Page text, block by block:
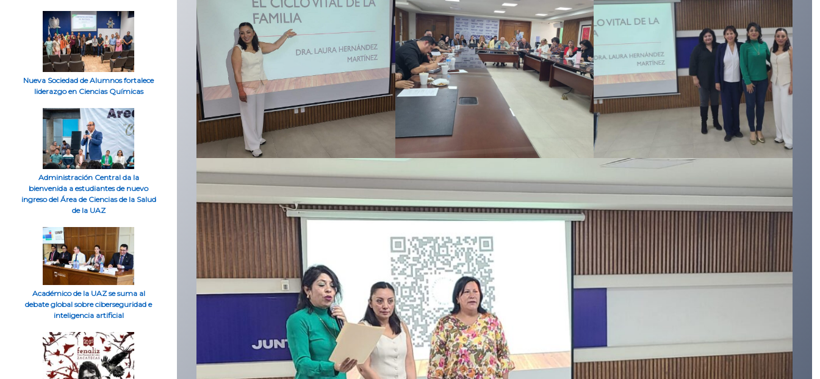
Nueva Sociedad de Alumnos fortalece
liderazgo en Ciencias Químicas
Administración Central da la
bienvenida a estudiantes de nuevo
ingreso del Área de Ciencias de la Salud
de la UAZ
Académico de la UAZ se suma al
debate global sobre ciberseguridad e
inteligencia artificial